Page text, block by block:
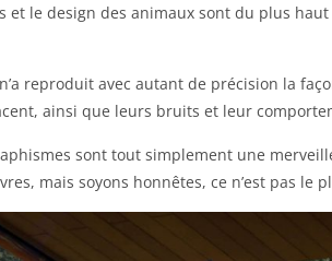
et le design des animaux sont du plus
reproduit avec autant de précision la
ainsi que leurs bruits et leur
sont tout simplement une
mais soyons honnêtes, ce n’est pas le